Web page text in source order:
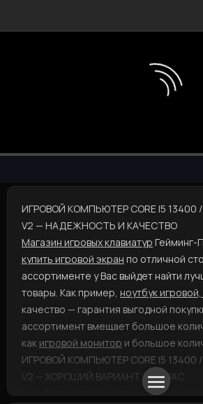
Montech XR (W)
ИГРОВОЙ КОМПЬЮТЕР CORE I5 13400 /
V2 — НАДЕЖНОСТЬ И КАЧЕСТВО
Магазин игровых клавиатур Гейминг-
купить игровой экран по отличной
ассортименте у Вас выйдет найти
товары. Как пример, ноутбук
качество — гарантия выгодной
ассортимент вмещает большое
как игровой монитор и большое
ИГРОВОЙ КОМПЬЮТЕР CORE I5 13400 /
V2 — ХОРОШИЙ ВАРИАНТ ДЛЯ ВАС
Если Вас интересуеткомпьютер